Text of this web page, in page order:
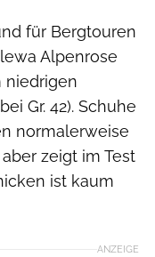
für Bergtouren
Alpenrose
niedrigen
Gr. 42). Schuhe
normalerweise
zeigt im Test
ist kaum
ANZEIGE